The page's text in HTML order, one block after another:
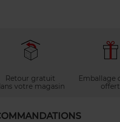
Retour gratuit
votre magasin
Emballage
offert